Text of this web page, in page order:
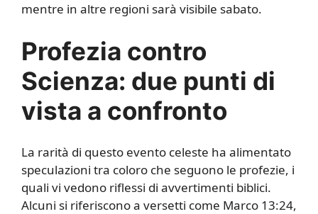
mentre in altre regioni sarà visibile sabato.
Profezia contro
Scienza: due punti di
vista a confronto
La rarità di questo evento celeste ha alimentato
speculazioni tra coloro che seguono le profezie, i
quali vi vedono riflessi di avvertimenti biblici.
Alcuni si riferiscono a versetti come Marco 13:24,